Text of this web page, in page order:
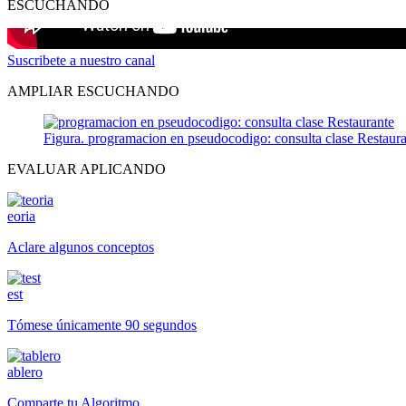
ESCUCHANDO
Suscribete a nuestro canal
AMPLIAR ESCUCHANDO
Figura. programacion en pseudocodigo: consulta clase
EVALUAR APLICANDO
eoria
Aclare algunos conceptos
est
Tómese únicamente 90 segundos
ablero
Comparte tu Algoritmo